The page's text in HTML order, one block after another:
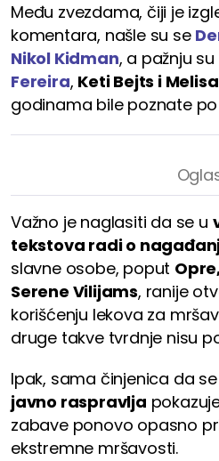
Među zvezdama, čiji je
komentara, našle su se
Nikol Kidman, a pažnju
Fereira, Keti Bejts i
godinama bile poznate
Važno je naglasiti da se u
tekstova radi o
slavne osobe, poput
Serene Vilijams, ranije
korišćenju lekova za
druge takve tvrdnje nisu
Ipak, sama činjenica da
javno raspravlja
zabave ponovo opasno
ekstremne mršavosti.